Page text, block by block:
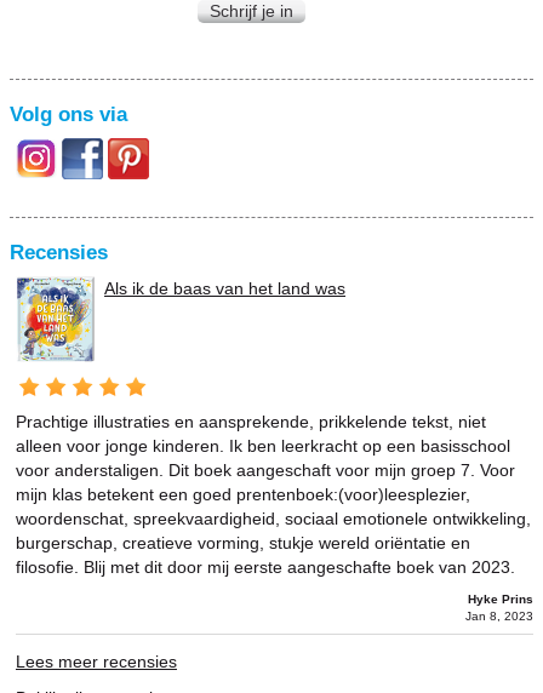
Schrijf je in
Volg ons via
Recensies
Als ik de baas van het land was
Prachtige illustraties en aansprekende, prikkelende tekst, niet
alleen voor jonge kinderen. Ik ben leerkracht op een basisschool
voor anderstaligen. Dit boek aangeschaft voor mijn groep 7. Voor
mijn klas betekent een goed prentenboek:(voor)leesplezier,
woordenschat, spreekvaardigheid, sociaal emotionele ontwikkeling,
burgerschap, creatieve vorming, stukje wereld oriëntatie en
filosofie. Blij met dit door mij eerste aangeschafte boek van 2023.
Hyke Prins
Jan 8, 2023
Lees meer recensies